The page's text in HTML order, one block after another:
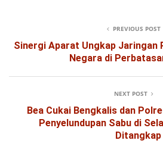
PREVIOUS POST
Sinergi Aparat Ungkap Jaringan
Negara di
NEXT POST
Bea Cukai Bengkalis dan
Penyelundupan Sabu di
Ditangkap